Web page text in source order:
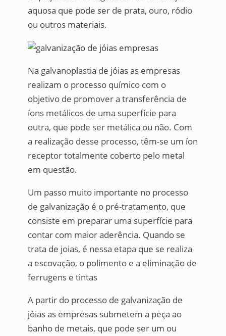
aquosa que pode ser de prata, ouro, ródio
ou outros materiais.
Na galvanoplastia de jóias as empresas
realizam o processo químico com o
objetivo de promover a transferência de
íons metálicos de uma superfície para
outra, que pode ser metálica ou não. Com
a realização desse processo, têm-se um íon
receptor totalmente coberto pelo metal
em questão.
Um passo muito importante no processo
de galvanização é o pré-tratamento, que
consiste em preparar uma superfície para
contar com maior aderência. Quando se
trata de joias, é nessa etapa que se realiza
a escovação, o polimento e a eliminação de
ferrugens e tintas
A partir do processo de galvanização de
jóias as empresas submetem a peça ao
banho de metais, que pode ser um ou